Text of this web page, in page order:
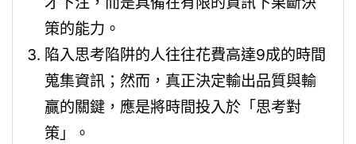
策的能力。
陷入思考陷阱的人往往花費高達9成的時間
蒐集資訊；然而，真正決定輸出品質與輸
贏的關鍵，應是將時間投入於「思考對
策」。